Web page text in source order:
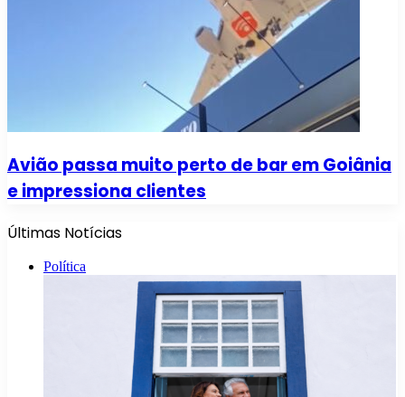
Avião passa muito perto de bar em Goiânia
e impressiona clientes
Últimas Notícias
Política